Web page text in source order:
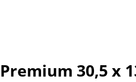
Premium 30,5 x